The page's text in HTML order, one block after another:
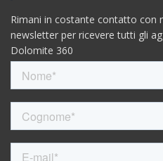
Rimani in costante contatto con
newsletter per ricevere tutti gli
Dolomite 360